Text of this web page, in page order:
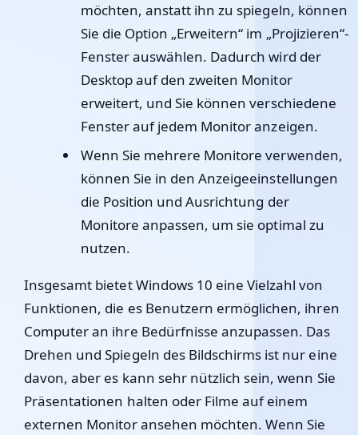
möchten, anstatt ihn zu spiegeln, können
Sie die Option „Erweitern“ im „Projizieren“-
Fenster auswählen. Dadurch wird der
Desktop auf den zweiten Monitor
erweitert, und Sie können verschiedene
Fenster auf jedem Monitor anzeigen.
Wenn Sie mehrere Monitore verwenden,
können Sie in den Anzeigeeinstellungen
die Position und Ausrichtung der
Monitore anpassen, um sie optimal zu
nutzen.
Insgesamt bietet Windows 10 eine Vielzahl von
Funktionen, die es Benutzern ermöglichen, ihren
Computer an ihre Bedürfnisse anzupassen. Das
Drehen und Spiegeln des Bildschirms ist nur eine
davon, aber es kann sehr nützlich sein, wenn Sie
Präsentationen halten oder Filme auf einem
externen Monitor ansehen möchten. Wenn Sie